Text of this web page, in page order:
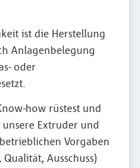
ist die Herstellung
Anlagenbelegung
oder
how rüstest und
Extruder und
Vorgaben
Ausschuss)